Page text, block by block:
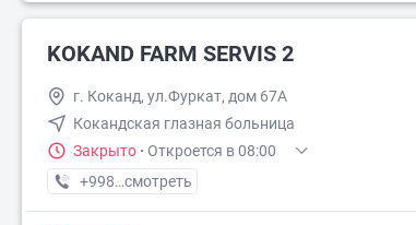
KOKAND FARM SERVIS 2
г. Коканд, ул.Фуркат, дом 67А
Кокандская глазная больница
Закрыто · Откроется в 08:00
+998 (90) XXX-XX-XX
смотреть